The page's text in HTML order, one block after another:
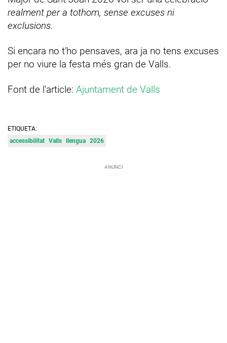
realment per a tothom, sense excuses ni
exclusions.
Si encara no t’ho pensaves, ara ja no tens excuses
per no viure la festa més gran de Valls.
Font de l'article: Ajuntament de Valls
ETIQUETA:
accessibilitat Valls llengua 2026